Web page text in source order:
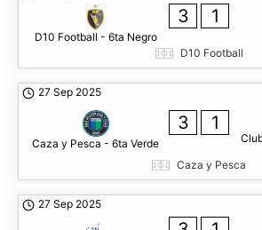
D10 Football - 6ta Negro
3 1
D10 Football
27 Sep 2025
Caza y Pesca - 6ta Verde
3 1
Caza y Pesca
27 Sep 2025